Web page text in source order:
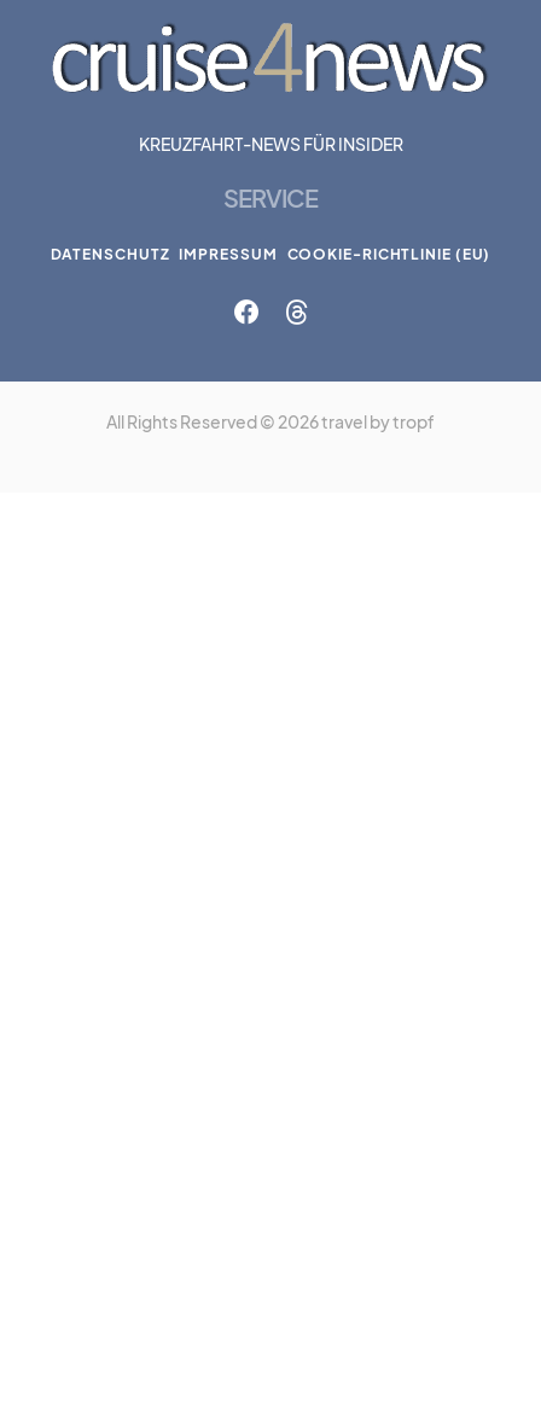
KREUZFAHRT-NEWS FÜR INSIDER
SERVICE
DATENSCHUTZ IMPRESSUM COOKIE-RICHTLINIE (EU)
All Rights Reserved © 2026 travel by tropf